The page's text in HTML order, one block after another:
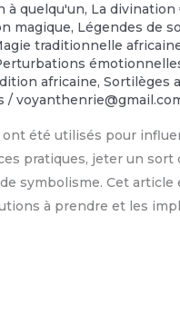
à quelqu'un, La divination
magique, Légendes de
traditionnelle
africaine,Sortilèges
/
été utilisés pour
pratiques, jeter un sort
symbolisme. Cet
à prendre et les